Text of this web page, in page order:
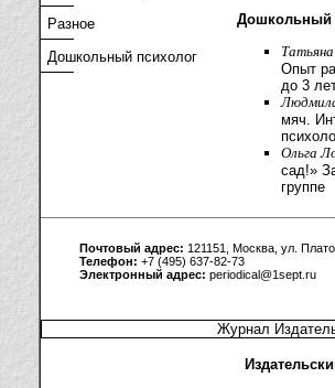
Разное
Дошкольный психолог
Дошкольный
Опыт
до 3
мяч.
Ольга
сад!»
группе
Почтовый адрес: 121151, Москва, ул.
Телефон: +7 (495) 637-82-73
Электронный адрес: periodical@1sept.ru
Журнал